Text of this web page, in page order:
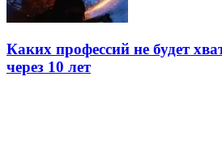
Каких профессий не будет
через 10 лет